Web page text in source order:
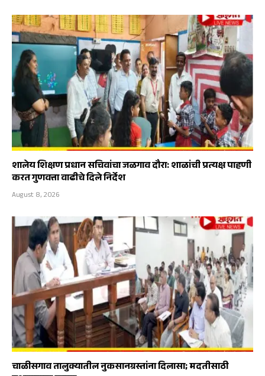
शालेय शिक्षण प्रधान सचिवांचा जळगाव दौरा: शाळांची प्रत्यक्ष पाहणी
करत गुणवत्ता वाढीचे दिले निर्देश
August 8, 2026
चाळीसगाव तालुक्यातील नुकसानग्रस्तांना दिलासा; मदतीसाठी